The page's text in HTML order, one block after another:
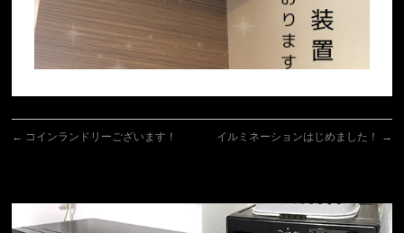
← コインランドリーございます！ イルミネーションはじめました！ →